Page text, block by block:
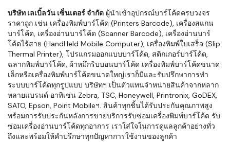
บริษัท เลเบิ้ลวัน เซ็นเตอร์ จำกัด ผู้นำเข้าอุปกรณ์บาร์โค้ดครบวงจร
ราคาถูก เช่น เครื่องพิมพ์บาร์โค้ด (Printers Barcode), เครื่องสแกน
บาร์โค้ด, เครื่องอ่านบาร์โค้ด (Scanner Barcode), เครื่องอ่านบาร์
โค้ดไร้สาย (HandHeld Mobile Computer), เครื่องพิมพ์ใบเสร็จ (Slip
Thermal Printer), โปรแกรมออกแบบบาร์โค้ด, สติกเกอร์บาร์โค้ด,
ฉลากพิมพ์บาร์โค้ด, ผ้าหมึกริบบอนบาร์โค้ด เครื่องพิมพ์บาร์โค้ดขนาด
เล็กหรือเครื่องพิมพ์บาร์โค้ดขนาดใหญ่เราก็มีและรับปรึกษาการทำ
ระบบบาร์โค้ดทุกรูปแบบ บริษัทฯ เป็นตัวแทนจำหน่ายสินค้าจากหลาก
หลายแบรนด์ อาทิเช่น Zebra, TSC, Honeywell, Printronix, GoDEX,
SATO, Epson, Point Mobileฯ. สินค้าทุกชิ้นได้รับประกันคุณภาพสูง
พร้อมการรับประกันหลังการขายบริการรับซ่อมเครื่องพิมพ์บาร์โค้ด รับ
ซ่อมเครื่องอ่านบาร์โค้ดทุกอาการ เราใส่ใจในการดูแลลูกค้าอย่างทั่ว
ถึงและพร้อมให้คำปรึกษาทุกปัญหาการใช้งานของลูกค้า